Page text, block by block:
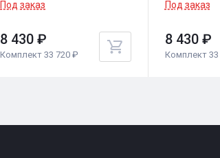
Под заказ
8 430 ₽
Комплект 33 720 ₽
Под заказ
8 430 ₽
Комплект 33